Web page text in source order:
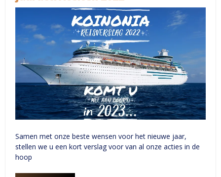
van
Jezus”
Samen met onze beste wensen voor het nieuwe jaar,
stellen we u een kort verslag voor van al onze acties in de
hoop